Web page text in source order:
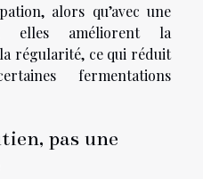
alors qu’avec une
elles améliorent la
régularité, ce qui réduit
fermentations
pas une